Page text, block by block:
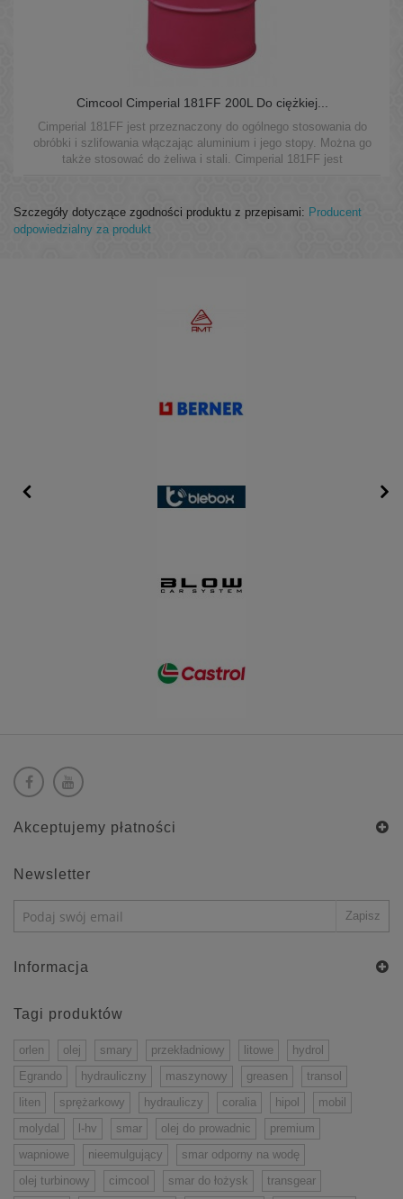
Cimcool Cimperial 181FF 200L Do ciężkiej...
Cimperial 181FF jest przeznaczony do ogólnego stosowania do
obróbki i szlifowania włączając aluminium i jego stopy. Można go
także stosować do żeliwa i stali. Cimperial 181FF jest
Szczegóły dotyczące zgodności produktu z przepisami: Producent
odpowiedzialny za produkt
Akceptujemy płatności
Newsletter
Informacja
Tagi produktów
orlen olej smary przekładniowy litowe
hydrol
Egrando
hydrauliczny maszynowy greasen
transol
liten
sprężarkowy hydrauliczy coralia hipol
mobil
molydal
l-hv smar olej do prowadnic
premium
wapniowe
nieemulgujący
smar odporny na wodę
olej turbinowy
cimcool smar do łożysk transgear